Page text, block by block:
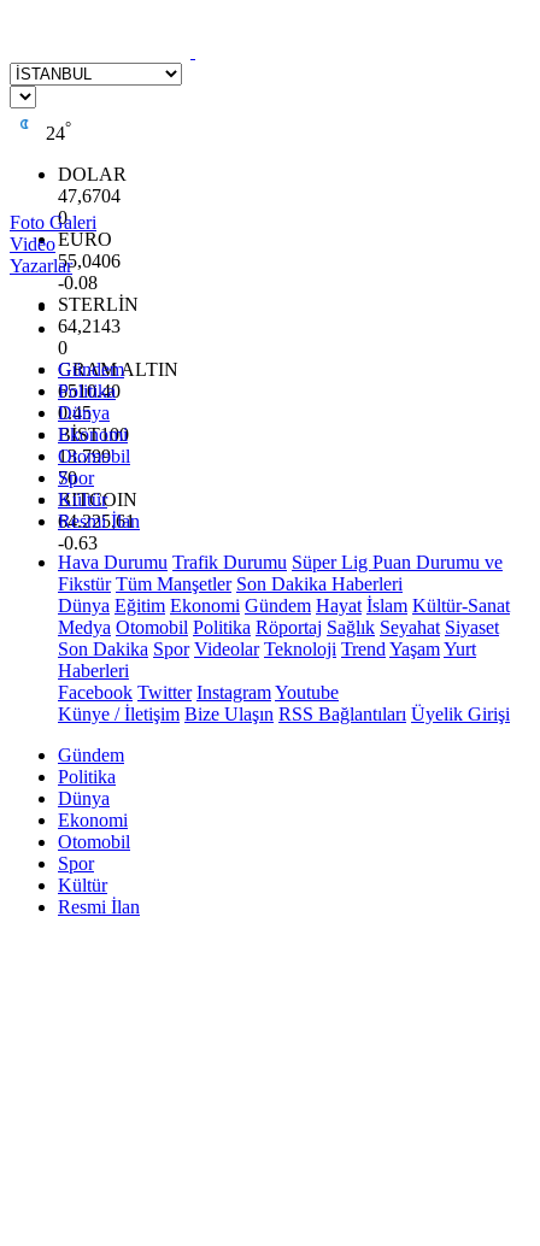
24°
DOLAR
47,6704
0
EURO
55,0406
-0.08
STERLİN
64,2143
0
GRAM ALTIN
6510.40
0.45
BİST100
13.799
70
BITCOIN
64.225,61
-0.63
Foto Galeri
Video
Yazarlar
Gündem
Politika
Dünya
Ekonomi
Otomobil
Spor
Kültür
Resmi İlan
Hava Durumu Trafik Durumu Süper Lig Puan Durumu ve
Fikstür Tüm Manşetler Son Dakika Haberleri
Dünya Eğitim Ekonomi Gündem Hayat İslam Kültür-Sanat
Medya Otomobil Politika Röportaj Sağlık Seyahat Siyaset
Son Dakika Spor Videolar Teknoloji Trend YaşamYurt
Haberleri
Facebook Twitter InstagramYoutube
Künye / İletişim Bize Ulaşın RSS Bağlantıları Üyelik Girişi
Gündem
Politika
Dünya
Ekonomi
Otomobil
Spor
Kültür
Resmi İlan